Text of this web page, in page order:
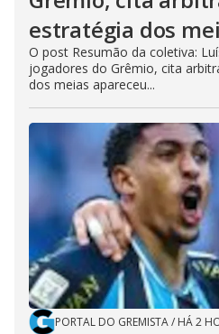
estratégia dos
O post Resumão da coletiva:
jogadores do Grêmio, cita
dos meias apareceu...
PORTAL DO GREMISTA/ HÁ 2